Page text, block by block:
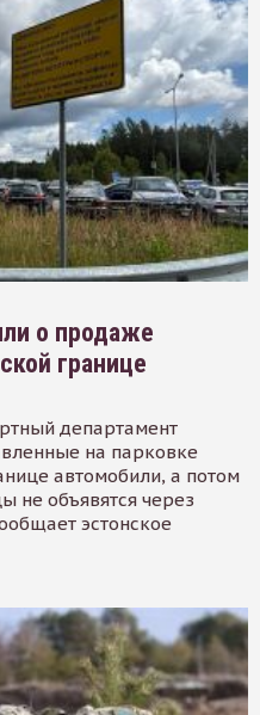
о продаже
границе
департамент
на парковке
автомобили, а потом
не объявятся через
эстонское